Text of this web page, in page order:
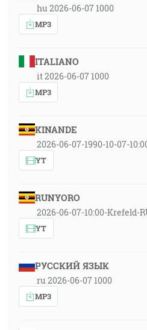
hu 2026-06-07 1000
MP3
ITALIANO
it 2026-06-07 1000
MP3
KINANDE
2026-06-07-1990-10-07-
YT
RUNYORO
2026-06-07-10:00-Krefeld-
YT
РУССКИЙ ЯЗЫК
ru 2026-06-07 1000
MP3